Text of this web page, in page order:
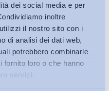
dei social media e per
inoltre
il nostro sito con i
di analisi dei dati web,
potrebbero combinarle
fornito loro o che hanno
servizi.